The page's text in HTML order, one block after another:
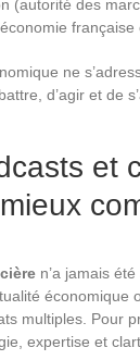
(autorité des
ne
d’agir et de
et
n’a jamais
multiples. Pour
expertise et